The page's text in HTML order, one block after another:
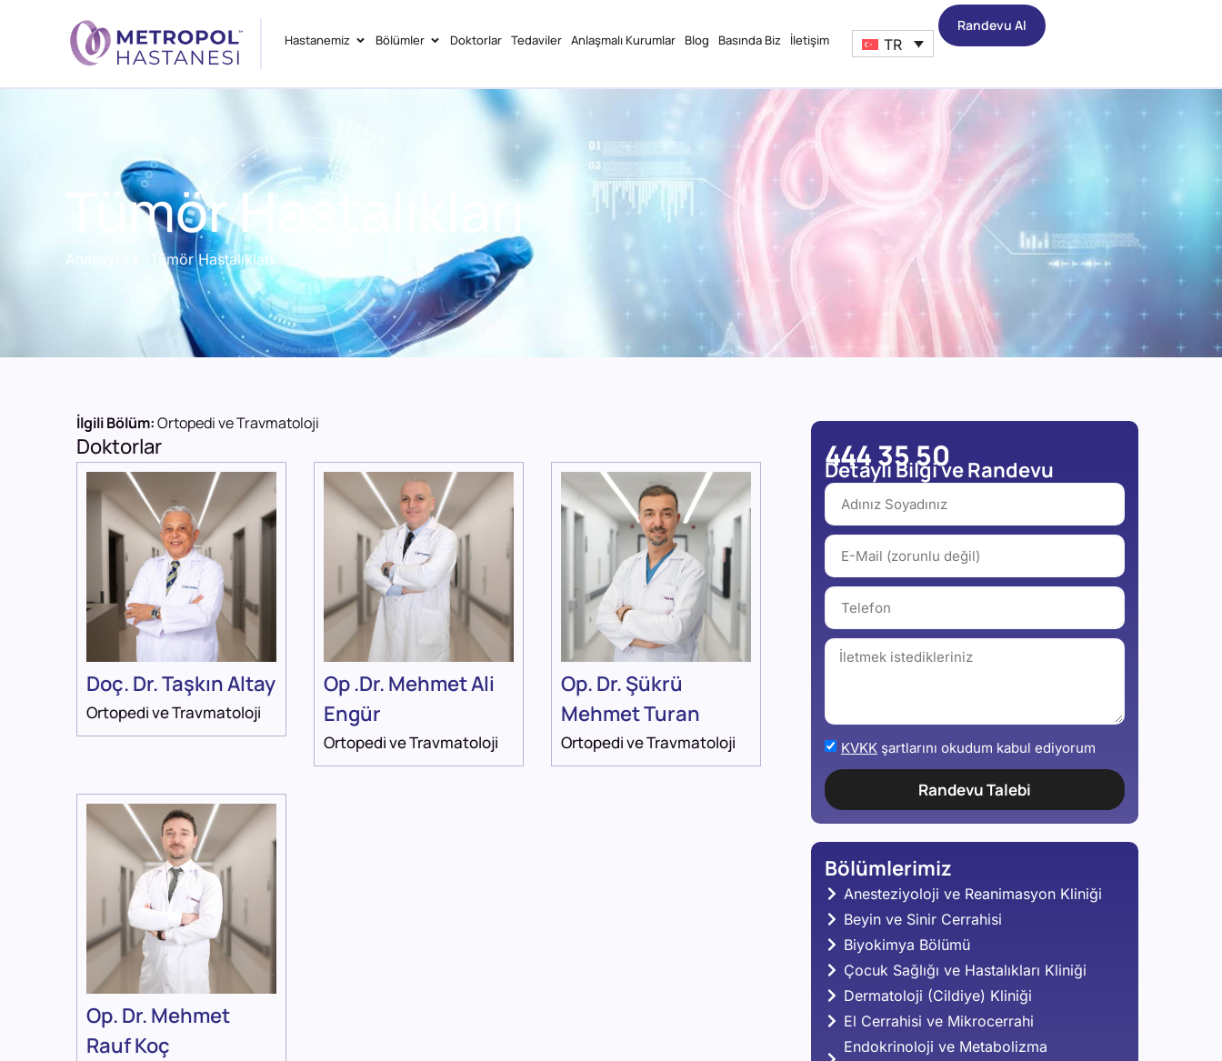
Hastanemiz Bölümler Doktorlar Tedaviler Anlaşmalı Kurumlar Blog Basında Biz İletişim TR
Randevu Al
Tümör Hastalıkları
Anasayfa Tümör Hastalıkları
İlgili Bölüm:Ortopedi ve Travmatoloji
Doktorlar
Doç. Dr. Taşkın Altay
Ortopedi ve Travmatoloji
Op .Dr. Mehmet Ali
Engür
Ortopedi ve Travmatoloji
Op. Dr. Şükrü
Mehmet Turan
Ortopedi ve Travmatoloji
Op. Dr. Mehmet
Rauf Koç
444 35 50
Detaylı Bilgi ve Randevu
KVKKşartlarını okudum kabul ediyorum
Randevu Talebi
Bölümlerimiz
Anesteziyoloji ve Reanimasyon Kliniği
Beyin ve Sinir Cerrahisi
Biyokimya Bölümü
Çocuk Sağlığı ve Hastalıkları Kliniği
Dermatoloji (Cildiye) Kliniği
El Cerrahisi ve Mikrocerrahi
Endokrinoloji ve Metabolizma